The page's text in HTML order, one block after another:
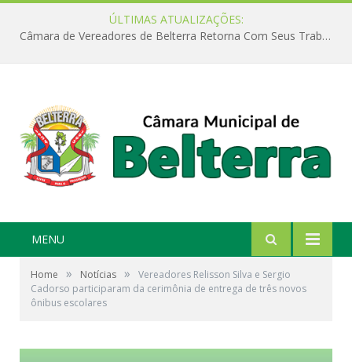
ÚLTIMAS ATUALIZAÇÕES:
Câmara de Vereadores de Belterra Retorna Com Seus Trabalhos Legislativos
MENU
Home » Notícias »
Vereadores Relisson Silva e Sergio
Cadorso participaram da cerimônia de entrega de três novos
ônibus escolares